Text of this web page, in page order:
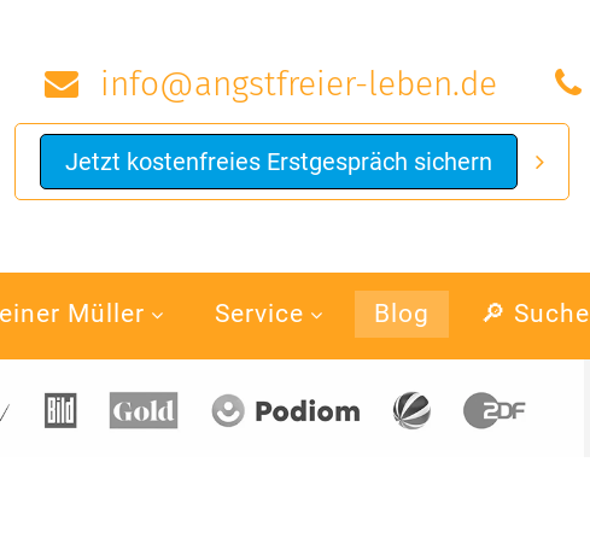
info@angstfreier-leben.de
Jetzt kostenfreies Erstgespräch sichern
Müller Service Blog 🔎 Suche